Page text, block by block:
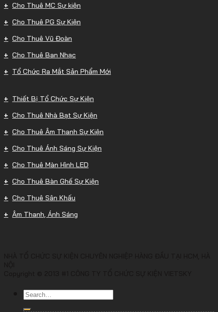
Cho Thuê MC Sự kiện
Cho Thuê PG Sự Kiện
Cho Thuê Vũ Đoàn
Cho Thuê Ban Nhạc
Tổ Chức Ra Mắt Sản Phẩm Mới
Thiết Bị Tổ Chức Sự Kiện
Cho Thuê Nhà Bạt Sự Kiện
Cho Thuê Âm Thanh Sự Kiện
Cho Thuê Ánh Sáng Sự Kiện
Cho Thuê Màn Hình LED
Cho Thuê Bàn Ghế Sự Kiện
Cho Thuê Sân Khấu
Âm Thanh, Ánh Sáng